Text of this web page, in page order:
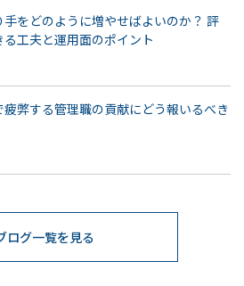
をどのように増やせばよいのか？ 評
工夫と運用面のポイント
疲弊する管理職の貢献にどう報いるべき
ログ一覧を見る